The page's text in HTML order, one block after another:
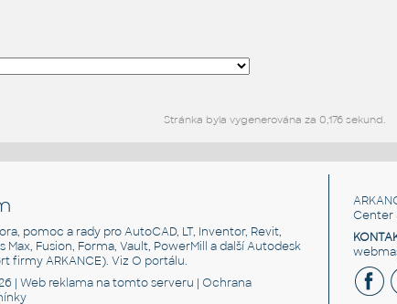
Stránka byla vygenerována za 0,176 sekund.
pomoc a rady pro AutoCAD, LT, Inventor, Revit,
Max, Fusion, Forma, Vault, PowerMill a další Autodesk
firmy ARKANCE). VizO portálu.
|Web reklama na tomto serveru |Ochrana
Center